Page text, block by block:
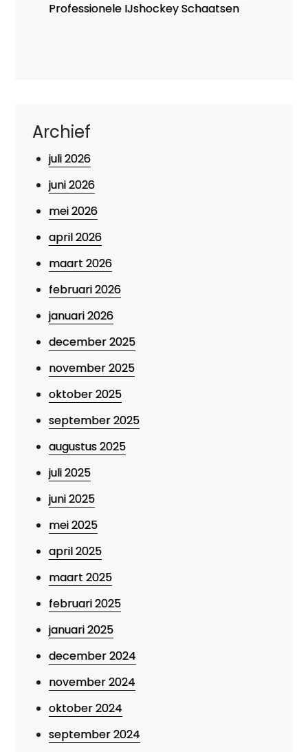
Professionele IJshockey Schaatsen
Archief
juli 2026
juni 2026
mei 2026
april 2026
maart 2026
februari 2026
januari 2026
december 2025
november 2025
oktober 2025
september 2025
augustus 2025
juli 2025
juni 2025
mei 2025
april 2025
maart 2025
februari 2025
januari 2025
december 2024
november 2024
oktober 2024
september 2024